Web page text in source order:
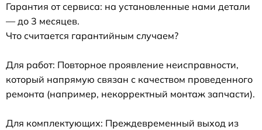
Гарантия от сервиса: на установленные нами детали
— до 3 месяцев.
Что считается гарантийным случаем?
Для работ: Повторное проявление неисправности,
который напрямую связан с качеством проведенного
ремонта (например, некорректный монтаж запчасти).
Для комплектующих: Преждевременный выход из